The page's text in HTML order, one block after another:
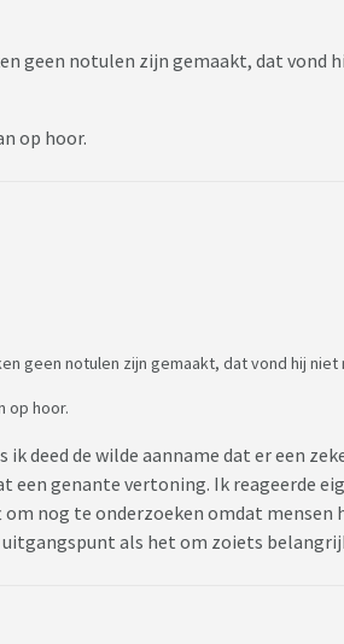
geen notulen zijn gemaakt, dat vond
op hoor.
geen notulen zijn gemaakt, dat vond hij niet
op hoor.
deed de wilde aanname dat er een
een genante vertoning. Ik reageerde
nog te onderzoeken omdat mensen
als het om zoiets